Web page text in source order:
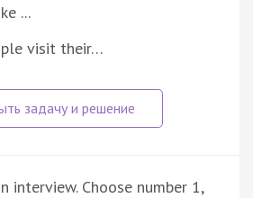
...
visit their…
interview. Choose number 1,